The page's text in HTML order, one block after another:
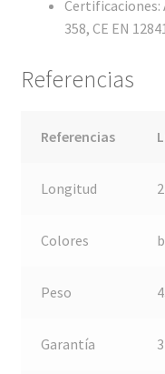
Certificaciones:
358, CE EN
Referencias
Referencias
Longitud
Colores
Peso
Garantía